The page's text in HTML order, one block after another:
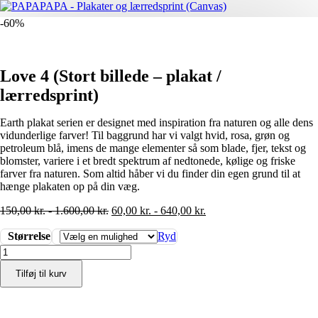
-60%
Love 4 (Stort billede – plakat /
lærredsprint)
Earth plakat serien er designet med inspiration fra naturen og alle dens
vidunderlige farver! Til baggrund har vi valgt hvid, rosa, grøn og
petroleum blå, imens de mange elementer så som blade, fjer, tekst og
blomster, variere i et bredt spektrum af nedtonede, kølige og friske
farver fra naturen. Som altid håber vi du finder din egen grund til at
hænge plakaten op på din væg.
150,00kr.-1.600,00kr. 60,00 kr. - 640,00 kr.
Størrelse
Ryd
Love
4
(Stort
billede
Tilføj til kurv